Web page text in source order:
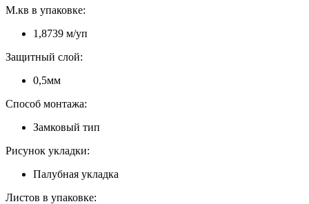
М.кв в упаковке:
1,8739 м/уп
Защитный слой:
0,5мм
Способ монтажа:
Замковый тип
Рисунок укладки:
Палубная укладка
Листов в упаковке: